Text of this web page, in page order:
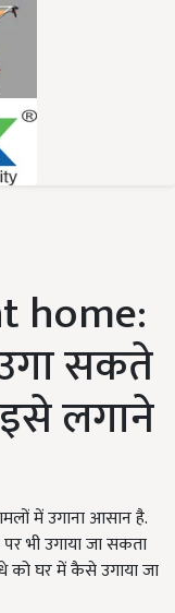
home:
सकते
लगाने
में उगाना आसान है.
भी उगाया जा सकता
घर में कैसे उगाया जा